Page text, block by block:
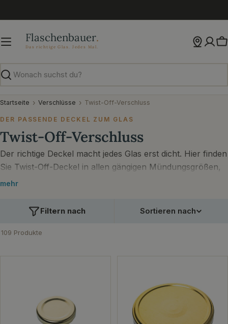
Inhalt
Suchen
Startseite Verschlüsse Twist-Off-Verschluss
DER PASSENDE DECKEL ZUM GLAS
Twist-Off-Verschluss
Der richtige Deckel macht jedes Glas erst dicht. Hier finden
Sie Twist-Off-Deckel in allen gängigen Mündungsgrößen,
passend zu Ihren Einmach- und Vorratsgläsern.
mehr
109 Produkte
Filtern nach Sortieren nach